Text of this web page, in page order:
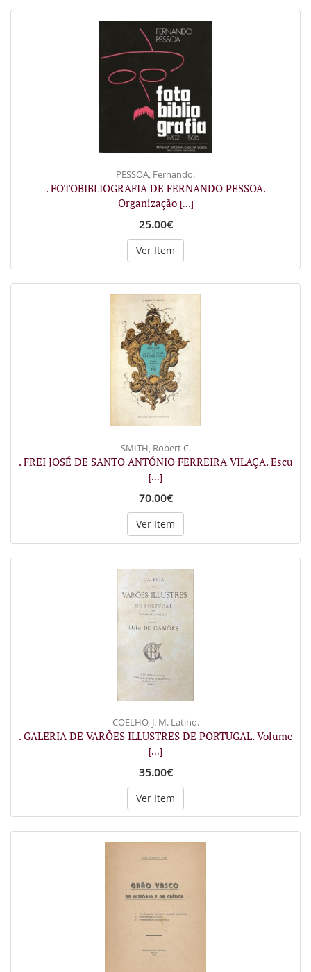
PESSOA, Fernando.
. FOTOBIBLIOGRAFIA DE FERNANDO PESSOA.
Organização [...]
25.00€
Ver Item
SMITH, Robert C.
. FREI JOSÉ DE SANTO ANTÓNIO FERREIRA VILAÇA. Escu
[...]
70.00€
Ver Item
COELHO, J. M. Latino.
. GALERIA DE VARÕES ILLUSTRES DE PORTUGAL. Volume
[...]
35.00€
Ver Item